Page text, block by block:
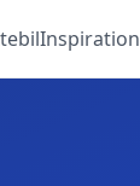
Inspiration